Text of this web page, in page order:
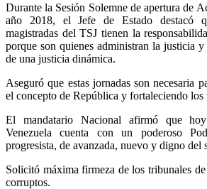
Durante la Sesión Solemne de apertura de
año 2018, el Jefe de Estado destacó
magistradas del TSJ tienen la
porque son quienes administran la justicia
de una justicia dinámica.
Aseguró que estas jornadas son necesaria
el concepto de República y fortaleciendo los
El mandatario Nacional afirmó que
Venezuela cuenta con un poderoso
progresista, de avanzada, nuevo y digno
Solicitó máxima firmeza de los tribunales
corruptos.